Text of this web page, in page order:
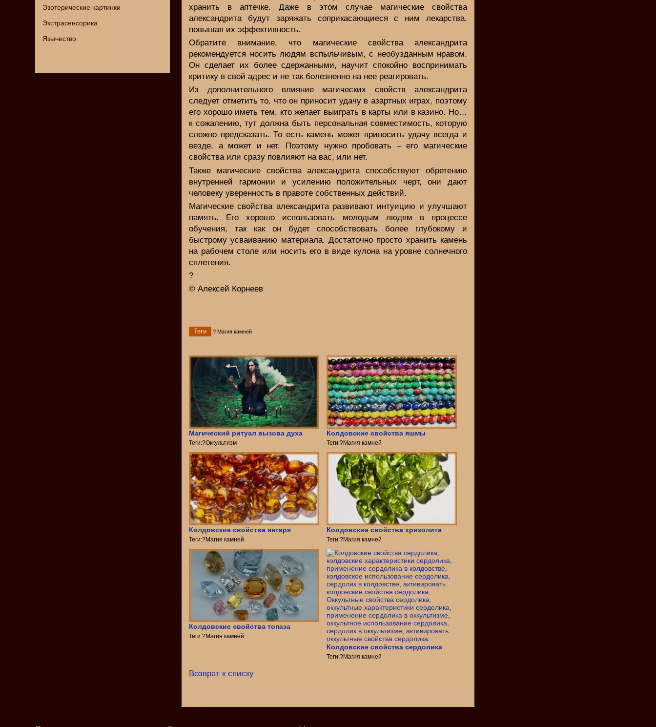
Эзотерические картинки
Экстрасенсорика
Язычество
хранить в аптечке. Даже в этом случае магические свойства
александрита будут заряжать соприкасающиеся с ним лекарства,
повышая их эффективность.
Обратите внимание, что магические свойства александрита
рекомендуется носить людям вспыльчивым, с необузданным нравом.
Он сделает их более сдержанными, научит спокойно воспринимать
критику в свой адрес и не так болезненно на нее реагировать.
Из дополнительного влияние магических свойств александрита
следует отметить то, что он приносит удачу в азартных играх, поэтому
его хорошо иметь тем, кто желает выиграть в карты или в казино. Но…
к сожалению, тут должна быть персональная совместимость, которую
сложно предсказать. То есть камень может приносить удачу всегда и
везде, а может и нет. Поэтому нужно пробовать – его магические
свойства или сразу повлияют на вас, или нет.
Также магические свойства александрита способствуют обретению
внутренней гармонии и усилению положительных черт, они дают
человеку уверенность в правоте собственных действий.
Магические свойства александрита развивают интуицию и улучшают
память. Его хорошо использовать молодым людям в процессе
обучения, так как он будет способствовать более глубокому и
быстрому усваиванию материала. Достаточно просто хранить камень
на рабочем столе или носить его в виде кулона на уровне солнечного
сплетения.
?
© Алексей Корнеев
Теги :? Магия камней
Магический ритуал вызова духа
Теги:?Оккультизм
Колдовские свойства яшмы
Теги:?Магия камней
Колдовские свойства янтаря
Теги:?Магия камней
Колдовские свойства хризолита
Теги:?Магия камней
Колдовские свойства топаза
Теги:?Магия камней
Колдовские свойства сердолика
Теги:?Магия камней
Возврат к списку